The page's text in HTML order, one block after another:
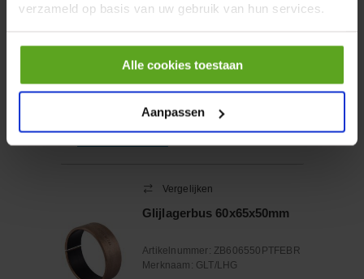
verzameld op basis van uw gebruik van hun services.
Alle cookies toestaan
Aanpassen
CRDSNUB32200PPSAMGA1
Aantal
Vergelijken
Glijlagerbus 60x65x50mm
Artikelnummer: ZB606550PTFEBR
Merknaam: GLT/LHG